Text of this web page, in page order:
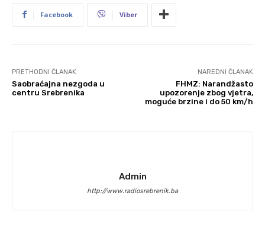
Facebook Viber
PRETHODNI ČLANAK
Saobraćajna nezgoda u
centru Srebrenika
NAREDNI ČLANAK
FHMZ: Narandžasto
upozorenje zbog vjetra,
moguće brzine i do 50 km/h
Admin
http://www.radiosrebrenik.ba